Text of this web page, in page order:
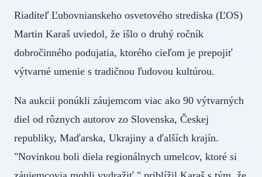
Riaditeľ Ľubovnianskeho osvetového strediska (ĽOS)
Martin Karaš uviedol, že išlo o druhý ročník
dobročinného podujatia, ktorého cieľom je prepojiť
výtvarné umenie s tradičnou ľudovou kultúrou.
Na aukcii ponúkli záujemcom viac ako 90 výtvarných
diel od rôznych autorov zo Slovenska, Českej
republiky, Maďarska, Ukrajiny a ďalších krajín.
"Novinkou boli diela regionálnych umelcov, ktoré si